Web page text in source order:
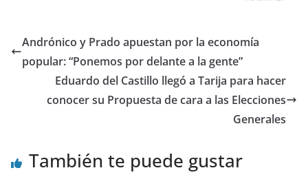
Andrónico y Prado apuestan por la economía
popular: “Ponemos por delante a la gente”
Eduardo del Castillo llegó a Tarija para hacer
conocer su Propuesta de cara a las Elecciones
Generales
También te puede gustar